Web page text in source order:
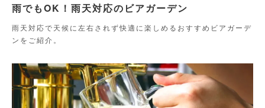
雨でもOK！雨天対応のビアガーデン
雨天対応で天候に左右されず快適に楽しめるおすすめビアガーデ
ンをご紹介。